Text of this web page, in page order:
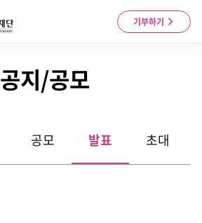
기부하기
공지/공모
공모 발표 초대